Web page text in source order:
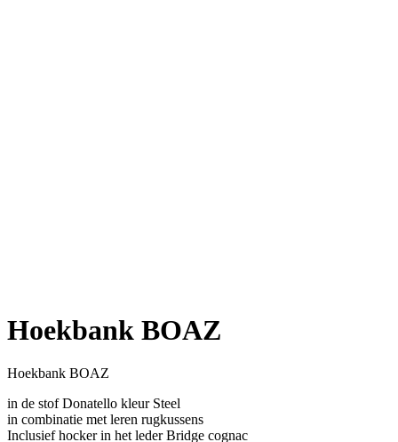
Hoekbank BOAZ
Hoekbank BOAZ
in de stof Donatello kleur Steel
in combinatie met leren rugkussens
Inclusief hocker in het leder Bridge cognac